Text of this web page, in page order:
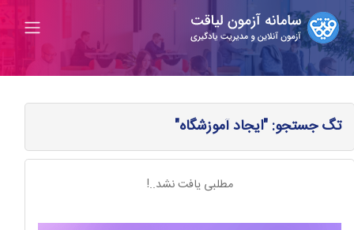
تگ جستجو: "ایجاد آموزشگاه"
مطلبی یافت نشد..!